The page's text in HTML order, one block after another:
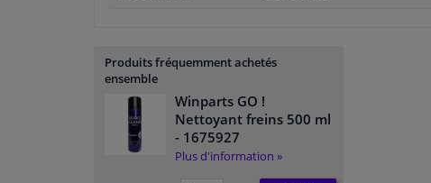
Produits fréquemment achetés
ensemble
Winparts GO !
Nettoyant freins 500 ml
- 1675927
Plus d'information »